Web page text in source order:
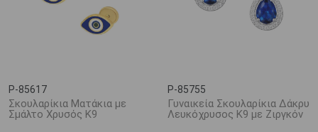
P-85617
Σκουλαρίκια Ματάκια με
Σμάλτο Χρυσός K9
P-85755
Γυναικεία Σκουλαρίκια Δάκρυ
Λευκόχρυσος Κ9 με Ζιργκόν